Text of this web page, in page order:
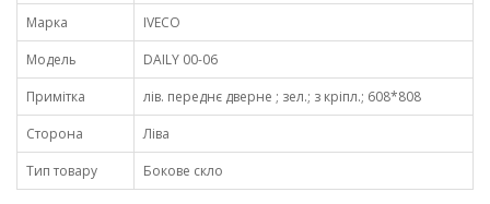
Марка
IVECO
Модель
DAILY 00-06
Примітка
лів. переднє дверне ; зел.; з кріпл.; 608*808
Сторона
Ліва
Тип товару
Бокове скло